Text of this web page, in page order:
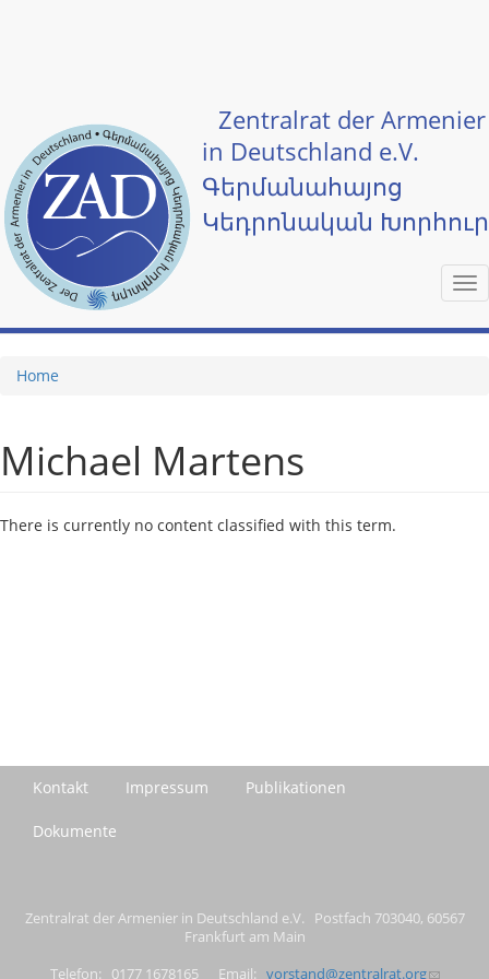
Zentralrat der Armenier
in Deutschland e.V.
Գերմանահայոց
Կեդրոնական
Home
Michael Martens
There is currently no content classified with this term.
Kontakt Impressum Publikationen
Dokumente
Zentralrat der Armenier in Deutschland e.V. Postfach 703040, 60567
Frankfurt am Main
Telefon: 0177 1678165 Email: vorstand@zentralrat.org